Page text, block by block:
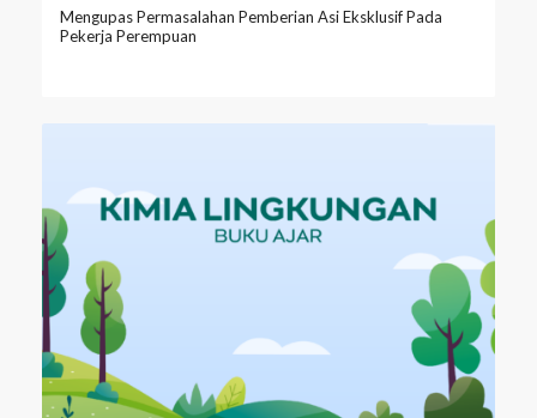
Mengupas Permasalahan Pemberian Asi Eksklusif Pada
Pekerja Perempuan